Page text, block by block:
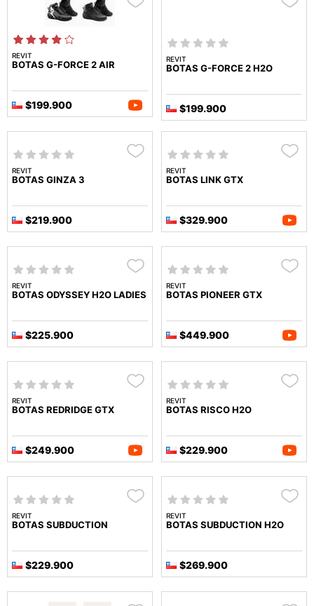
REVIT
BOTAS G-FORCE 2 AIR
$199.900
REVIT
BOTAS G-FORCE 2 H2O
$199.900
REVIT
BOTAS GINZA 3
$219.900
REVIT
BOTAS LINK GTX
$329.900
REVIT
BOTAS ODYSSEY H2O LADIES
$225.900
REVIT
BOTAS PIONEER GTX
$449.900
REVIT
BOTAS REDRIDGE GTX
$249.900
REVIT
BOTAS RISCO H2O
$229.900
REVIT
BOTAS SUBDUCTION
$229.900
REVIT
BOTAS SUBDUCTION H2O
$269.900